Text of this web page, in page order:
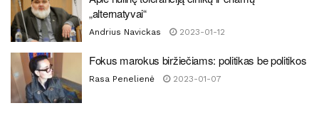
„alternatyvai“
Andrius Navickas 2023-01-12
Fokus marokus biržiečiams: politikas be politikos
Rasa Penelienė 2023-01-07